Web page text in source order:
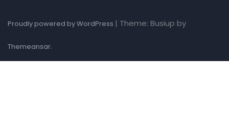
Proudly powered by WordPress | Theme: Busiup by
Themeansar.